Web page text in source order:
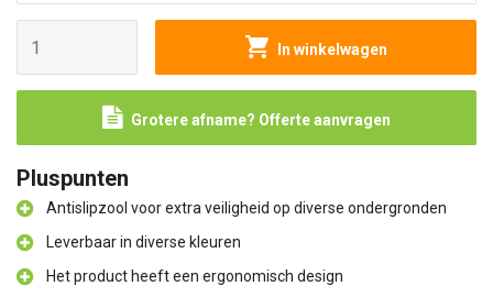
In winkelwagen
Grotere afname? Offerte aanvragen
Pluspunten
Antislipzool voor extra veiligheid op diverse ondergronden
Leverbaar in diverse kleuren
Het product heeft een ergonomisch design